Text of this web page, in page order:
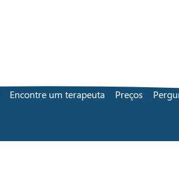
Encontre um terapeuta Preços